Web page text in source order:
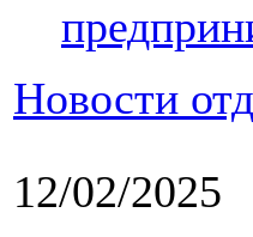
Новости
12/02/2025